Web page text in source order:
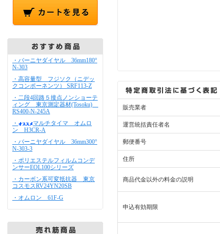
・バーニヤダイヤル 36mm180°
N-303
・高容量型 フジソク（ニデッ
クコンポーネンツ） SRF113-Z
・二段4回路５接点ノンショーテ
ィング 東京測定器材(Tosoku)
RS400-N-245A
・
マルチタイマ オムロ
ン H3CR-A
・バーニヤダイヤル 36mm300°
N-303-3
・ポリエステルフィルムコンデ
ンサーEOL100シリーズ
・カーボン系可変抵抗器 東京
コスモスRV24YN20SB
・オムロン 61F-G
販売業者
運営統括責任者名
郵便番号
住所
商品代金以外の料金の説明
申込有効期限